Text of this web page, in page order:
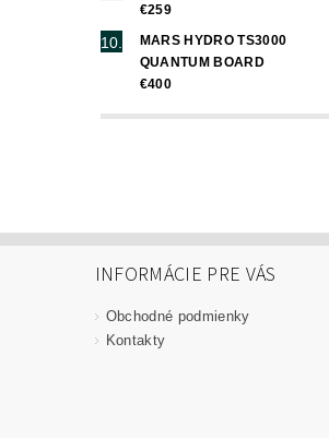
€259
MARS HYDRO TS3000
QUANTUM BOARD
€400
INFORMÁCIE PRE VÁS
Obchodné podmienky
Kontakty